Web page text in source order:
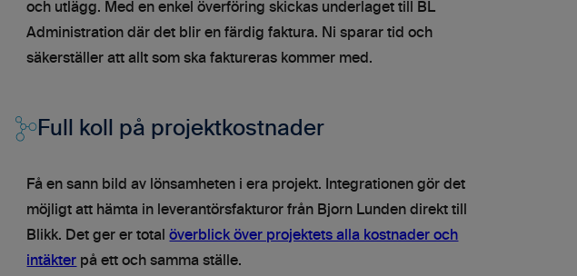
och utlägg. Med en enkel överföring skickas underlaget till BL
Administration där det blir en färdig faktura. Ni sparar tid och
säkerställer att allt som ska faktureras kommer med.
Full koll på projektkostnader
Få en sann bild av lönsamheten i era projekt. Integrationen gör det
möjligt att hämta in leverantörsfakturor från Bjorn Lunden direkt till
Blikk. Det ger er totalöverblick över projektets alla kostnader och
intäkter på ett och samma ställe.